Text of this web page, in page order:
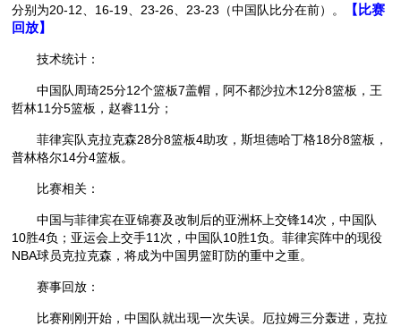
分别为20-12、16-19、23-26、23-23（中国队比分在前）。
【比赛
回放】
技术统计：
中国队周琦25分12个篮板7盖帽，阿不都沙拉木12分8篮板，王
哲林11分5篮板，赵睿11分；
菲律宾队克拉克森28分8篮板4助攻，斯坦德哈丁格18分8篮板，
普林格尔14分4篮板。
比赛相关：
中国与菲律宾在亚锦赛及改制后的亚洲杯上交锋14次，中国队
10胜4负；亚运会上交手11次，中国队10胜1负。菲律宾阵中的现役
NBA球员克拉克森，将成为中国男篮盯防的重中之重。
赛事回放：
比赛刚刚开始，中国队就出现一次失误。厄拉姆三分轰进，克拉